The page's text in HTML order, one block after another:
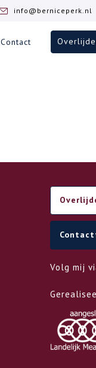
info@berniceperk.nl
Contact
Volg mij